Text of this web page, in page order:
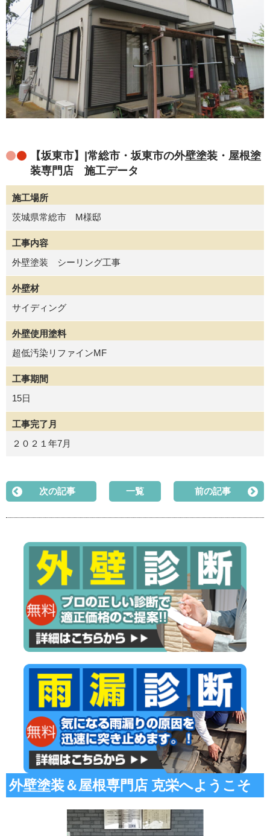
【坂東市】|常総市・坂東市の外壁塗装・屋根塗
装専門店 施工データ
施工場所
茨城県常総市 M様邸
工事内容
外壁塗装 シーリング工事
外壁材
サイディング
外壁使用塗料
超低汚染リファインMF
工事期間
15日
工事完了月
２０２１年7月
次の記事 一覧 前の記事
外壁塗装＆屋根専門店 克栄へようこそ